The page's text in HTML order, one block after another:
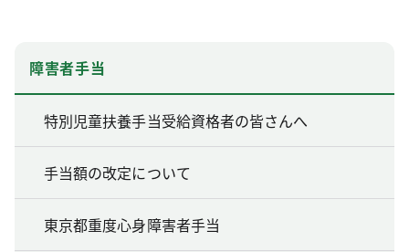
障害者手当
特別児童扶養手当受給資格者の皆さんへ
手当額の改定について
東京都重度心身障害者手当